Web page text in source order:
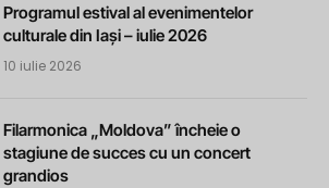
Programul estival al evenimentelor
culturale din Iași – iulie 2026
10 iulie 2026
Filarmonica „Moldova” încheie o
stagiune de succes cu un concert
grandios